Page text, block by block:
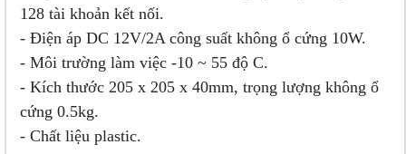
128 tài khoản kết nối.
- Điện áp DC 12V/2A công suất không ổ cứng 10W.
- Môi trường làm việc -10 ~ 55 độ C.
- Kích thước 205 x 205 x 40mm, trọng lượng không ổ
cứng 0.5kg.
- Chất liệu plastic.